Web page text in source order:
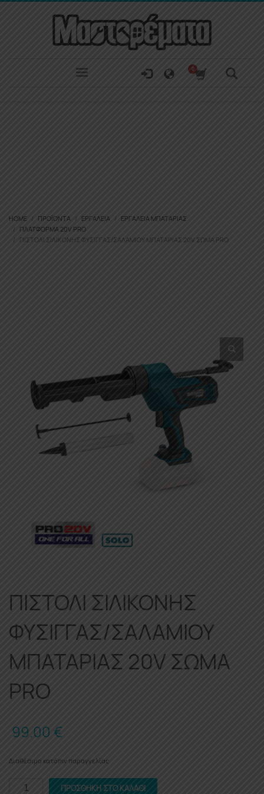
HOME ΠΡΟΪΌΝΤΑ ΕΡΓΑΛΕΊΑ
ΕΡΓΑΛΕΊΑ ΜΠΑΤΑΡΊΑΣ
ΠΛΑΤΦΌΡΜΑ 20V PRO
ΠΙΣΤΟΛΙ ΣΙΛΙΚΟΝΗΣ ΦΥΣΙΓΓΑΣ/ΣΑΛΑΜΙΟΥ ΜΠΑΤΑΡΙΑΣ 20V ΣΩΜΑ PRO
ΠΙΣΤΟΛΙ ΣΙΛΙΚΟΝΗΣ
ΦΥΣΙΓΓΑΣ/ΣΑΛΑΜΙΟΥ
ΜΠΑΤΑΡΙΑΣ 20V ΣΩΜΑ
PRO
99.00 €
Διαθέσιμο κατόπιν παραγγελίας
ΠΙΣΤΟΛΙ
ΠΡΟΣΘΉΚΗ ΣΤΟ ΚΑΛΆΘΙ